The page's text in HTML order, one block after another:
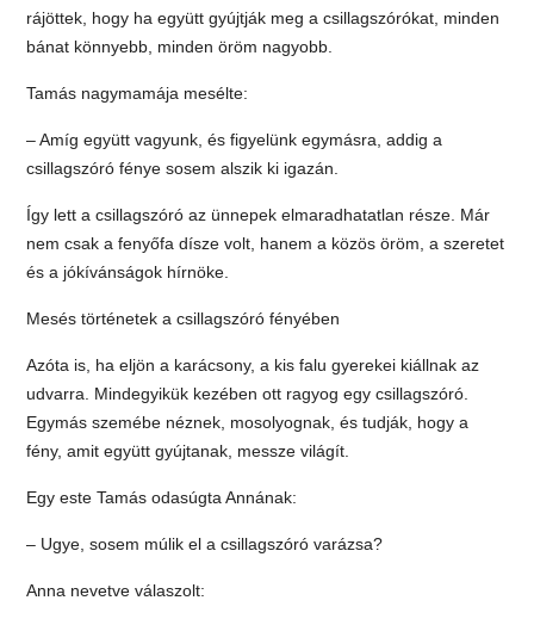
rájöttek, hogy ha együtt gyújtják meg a csillagszórókat, minden
bánat könnyebb, minden öröm nagyobb.
Tamás nagymamája mesélte:
– Amíg együtt vagyunk, és figyelünk egymásra, addig a
csillagszóró fénye sosem alszik ki igazán.
Így lett a csillagszóró az ünnepek elmaradhatatlan része. Már
nem csak a fenyőfa dísze volt, hanem a közös öröm, a szeretet
és a jókívánságok hírnöke.
Mesés történetek a csillagszóró fényében
Azóta is, ha eljön a karácsony, a kis falu gyerekei kiállnak az
udvarra. Mindegyikük kezében ott ragyog egy csillagszóró.
Egymás szemébe néznek, mosolyognak, és tudják, hogy a
fény, amit együtt gyújtanak, messze világít.
Egy este Tamás odasúgta Annának:
– Ugye, sosem múlik el a csillagszóró varázsa?
Anna nevetve válaszolt: